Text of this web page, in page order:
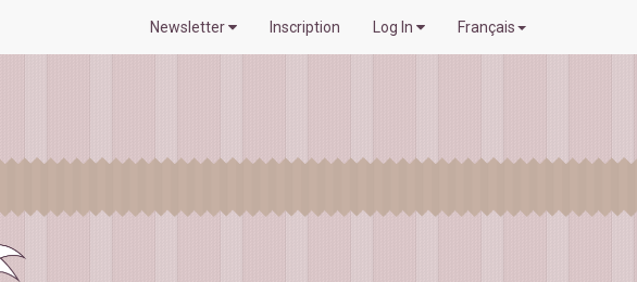
Newsletter Inscription Log In Français